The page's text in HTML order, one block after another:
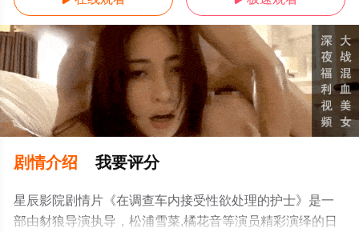
剧情介绍 我要评分
星辰影院剧情片《在调查车内接受性欲处理的护士》是一
部由豺狼导演执导，松浦雪菜,橘花音等演员精彩演绎的日